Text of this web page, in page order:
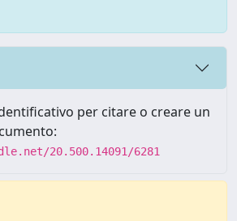
per citare o creare un
20.500.14091/6281